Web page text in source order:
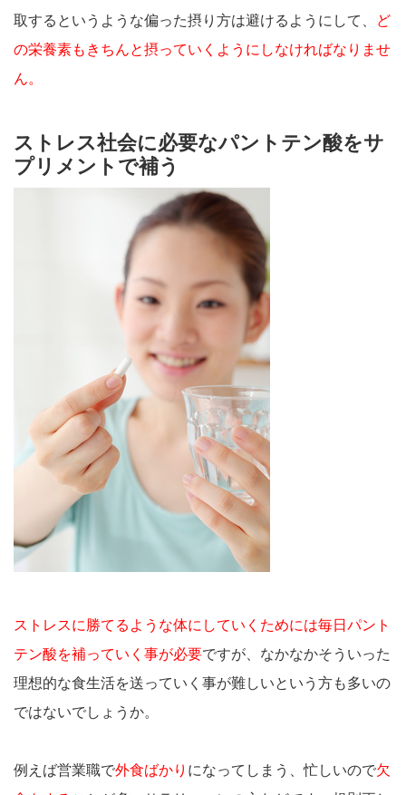
取するというような偏った摂り方は避けるようにして、
ど
の栄養素もきちんと摂っていくようにしなければなりませ
ん。
ストレス社会に必要なパントテン酸をサ
プリメントで補う
ストレスに勝てるような体にしていくためには毎日パント
テン酸を補っていく事が必要ですが、なかなかそういった
理想的な食生活を送っていく事が難しいという方も多いの
ではないでしょうか。
例えば営業職で外食ばかり になってしまう、忙しいので欠